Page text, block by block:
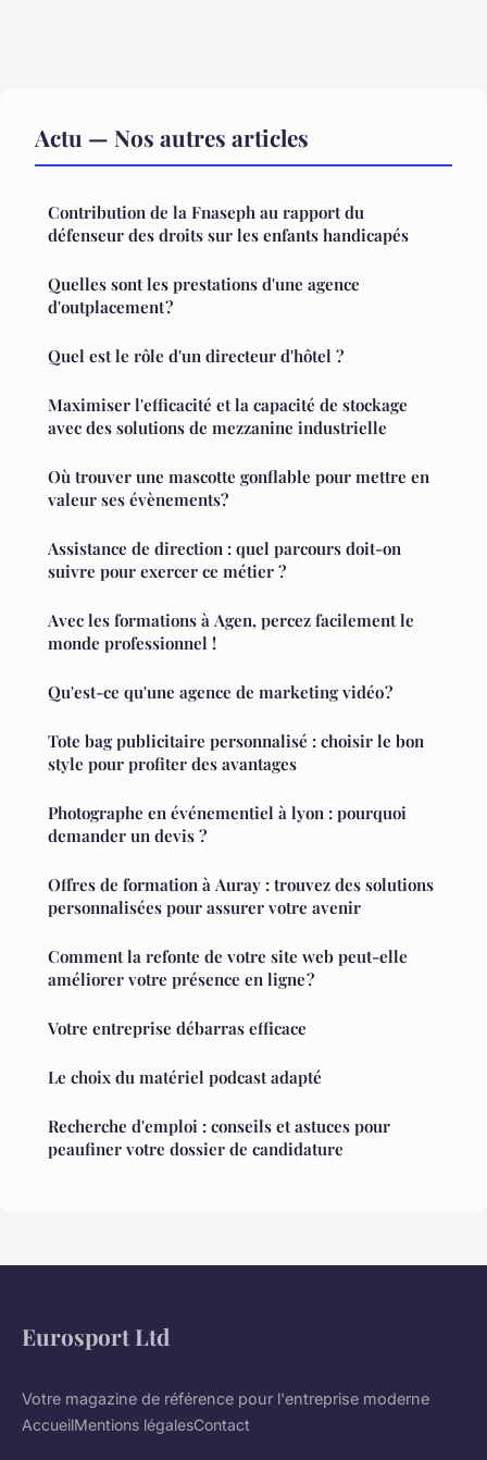
Actu — Nos autres articles
Contribution de la Fnaseph au rapport du
défenseur des droits sur les enfants handicapés
Quelles sont les prestations d'une agence
d'outplacement ?
Quel est le rôle d'un directeur d'hôtel ?
Maximiser l'efficacité et la capacité de stockage
avec des solutions de mezzanine industrielle
Où trouver une mascotte gonflable pour mettre en
valeur ses évènements?
Assistance de direction : quel parcours doit-on
suivre pour exercer ce métier ?
Avec les formations à Agen, percez facilement le
monde professionnel !
Qu'est-ce qu'une agence de marketing vidéo ?
Tote bag publicitaire personnalisé : choisir le bon
style pour profiter des avantages
Photographe en événementiel à lyon : pourquoi
demander un devis ?
Offres de formation à Auray : trouvez des solutions
personnalisées pour assurer votre avenir
Comment la refonte de votre site web peut-elle
améliorer votre présence en ligne ?
Votre entreprise débarras efficace
Le choix du matériel podcast adapté
Recherche d'emploi : conseils et astuces pour
peaufiner votre dossier de candidature
Eurosport Ltd
Votre magazine de référence pour l'entreprise moderne
AccueilMentions légalesContact